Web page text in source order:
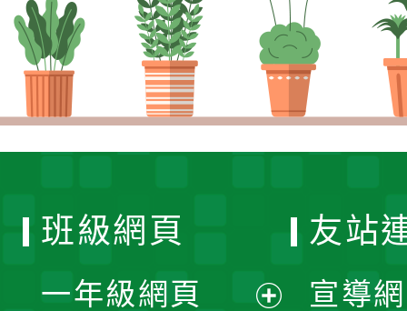
班級網頁
一年級網頁
友站
宣導